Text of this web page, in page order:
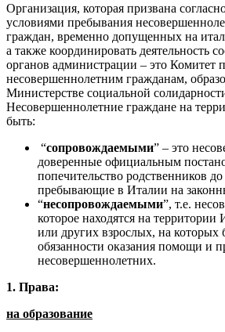
Организация, которая призвана
условиями пребывания
граждан, временно допущенных на
а также координировать деятельность
органов администрации – это Комитет
несовершеннолетним гражданам,
Министерстве социальной
Несовершеннолетние граждане на
быть:
“сопровождаемыми” – это
доверенные официальным
попечительство родственников
пребывающие в Италии на
“несопровождаемыми”, т.е.
которое находятся на территории
или других взрослых, на
обязанности оказания помощи и
несовершеннолетних.
1. Права:
на образование